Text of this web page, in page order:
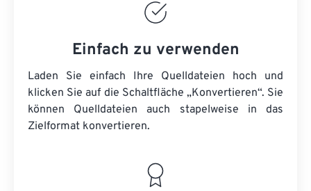
Einfach zu verwenden
Laden Sie einfach Ihre Quelldateien hoch und
klicken Sie auf die Schaltfläche „Konvertieren“. Sie
können Quelldateien auch stapelweise in das
Zielformat konvertieren.